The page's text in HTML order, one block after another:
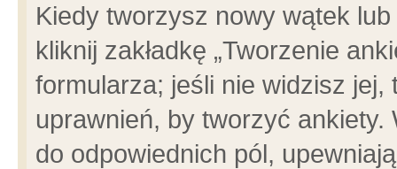
Kiedy tworzysz nowy wątek
kliknij zakładkę „Tworzenie
formularza; jeśli nie widzisz
uprawnień, by tworzyć ankiety.
do odpowiednich pól,